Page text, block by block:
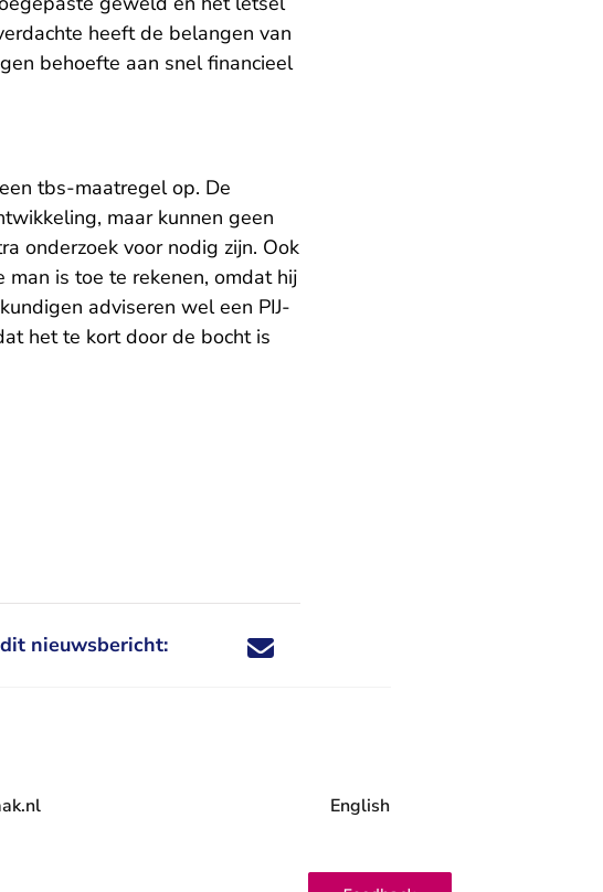
heeft de belangen van
behoefte aan snel financieel
tbs-maatregel op. De
maar kunnen geen
onderzoek voor nodig zijn. Ook
is toe te rekenen, omdat hij
adviseren wel een PIJ-
het te kort door de bocht is
nieuwsbericht: Deel dit nieuwsbericht via X - U verlaat
Deel dit nieuwsbericht via Facebook - U
Deel dit nieuwsbericht via e-mail
Deel dit nieuwsbericht via LinkedIn - U
English